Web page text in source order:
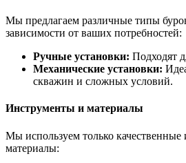
Мы предлагаем различные типы
зависимости от ваших потребностей:
Ручные установки: Подходят
Механические установки:
скважин и сложных условий.
Инструменты и материалы
Мы используем только
материалы: